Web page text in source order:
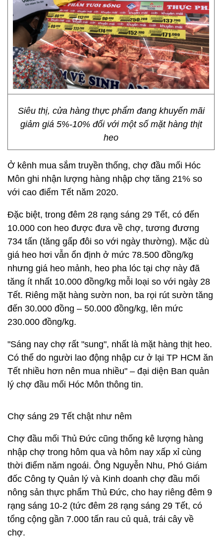
Siêu thị, cửa hàng thực phẩm đang khuyến mãi
giảm giá 5%-10% đối với một số mặt hàng thịt
heo
Ở kênh mua sắm truyền thống, chợ đầu mối Hóc
Môn ghi nhận lượng hàng nhập chợ tăng 21% so
với cao điểm Tết năm 2020.
Đặc biệt, trong đêm 28 rạng sáng 29 Tết, có đến
10.000 con heo được đưa về chợ, tương đương
734 tấn (tăng gấp đôi so với ngày thường). Mặc dù
giá heo hơi vẫn ổn định ở mức 78.500 đồng/kg
nhưng giá heo mảnh, heo pha lóc tại chợ này đã
tăng ít nhất 10.000 đồng/kg mỗi loại so với ngày 28
Tết. Riêng mặt hàng sườn non, ba rọi rút sườn tăng
đến 30.000 đồng – 50.000 đồng/kg, lên mức
230.000 đồng/kg.
"Sáng nay chợ rất "sung", nhất là mặt hàng thịt heo.
Có thể do người lao động nhập cư ở lại TP HCM ăn
Tết nhiều hơn nên mua nhiều" – đại diện Ban quản
lý chợ đầu mối Hóc Môn thông tin.
Chợ sáng 29 Tết chật như nêm
Chợ đầu mối Thủ Đức cũng thống kê lượng hàng
nhập chợ trong hôm qua và hôm nay xấp xỉ cùng
thời điểm năm ngoái. Ông Nguyễn Nhu, Phó Giám
đốc Công ty Quản lý và Kinh doanh chợ đầu mối
nông sản thực phẩm Thủ Đức, cho hay riêng đêm 9
rạng sáng 10-2 (tức đêm 28 rạng sáng 29 Tết, có
tổng cộng gần 7.000 tấn rau củ quả, trái cây về
chợ.